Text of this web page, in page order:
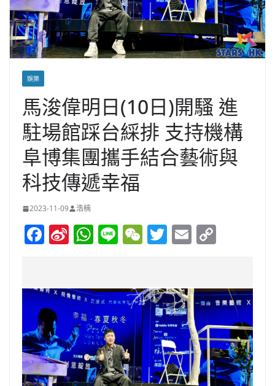
娛樂
馬浚偉明日(10日)開騷 進
駐場館踩台綵排 支持機構
阜博集團攜手結合藝術與
科技傳遞幸福
2023-11-09 浩楠
F
e
b
o
o
k
Si
W
ei
b
o
W
s
A
p
p
Li W
h
at
T
er
E
l y
Li
n
k